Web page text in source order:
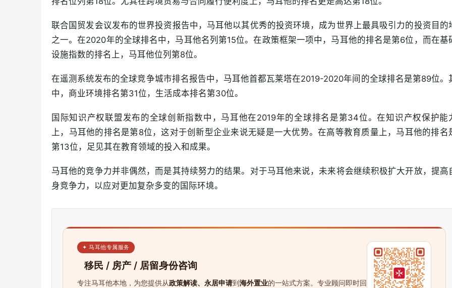
联合国贸发会议发布的世界投资报告中，马耳他以其优秀的投资环境，成为世界上最具吸引力的投资目的
之一。在2020年的全球排名中，马耳他名列第15位。在政策框架一项中，马耳他的排名是第6位，而在基
设施指数的排名上，马耳他位列第8位。
在遥测系统发布的全球竞争城市排名报告中，马耳他首都瓦莱塔在2019-2020年间的全球排名是第89位。
中，商业环境排名第31位，生活成本排名第30位。
国际知识产权联盟发布的全球创新指数中，马耳他在2019年的全球排名是第34位。在知识产权保护能
上，马耳他的排名是第8位，这对于创新型企业来说无疑是一大优势。在高等教育质量上，马耳他的排名
第13位，足见其在教育领域的投入和成果。
马耳他的竞争力并非偶然，而是其持续努力的结果。对于马耳他来说，未来将会继续积极扩大开放，提高
身竞争力，以应对更加复杂多变的国际环境。
✦ 马耳他专属服务
移民 / 房产 / 居留身份咨询
专注马耳他本地，为您提供从政策解读、永居申请到海外置业的一站式方案。专业顾问即时回